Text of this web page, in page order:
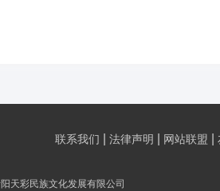
联系我们 法律声明 网站联盟
天彩民族文化发展有限公司